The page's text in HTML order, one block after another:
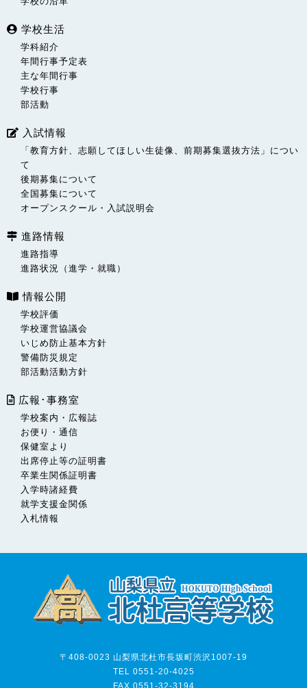
学校生活
学科紹介
年間行事予定表
主な年間行事
学校行事
部活動
入試情報
「教育方針、志願してほしい生徒像、前期募集選抜方法」につい
て
後期募集について
全国募集について
オープンスクール・入試説明会
進路情報
進路指導
進路状況（進学・就職）
情報公開
学校評価
学校運営協議会
いじめ防止基本方針
警備防災規定
部活動活動方針
広報･事務室
学校案内・広報誌
お便り・通信
保健室より
出席停止等の証明書
卒業生関係証明書
入学時諸経費
就学支援金関係
入札情報
〒408-0023 山梨県北杜市長坂町渋沢1007-19
TEL 0551-20-4025